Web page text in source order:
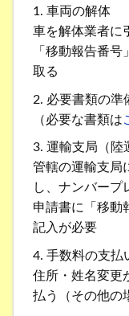
1. 車両の解体
車を解体業者に
「移動報告番
取る
2. 必要書類の準
（必要な書類は
3. 運輸支局（陸
管轄の運輸支局
し、ナンバープ
申請書に「移動
記入が必要
4. 手数料の支払
住所・姓名変更
払う（その他の